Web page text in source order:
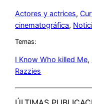
Actores y actrices,
cinematográfica,
Temas:
I Know Who killed Me,
Razzies